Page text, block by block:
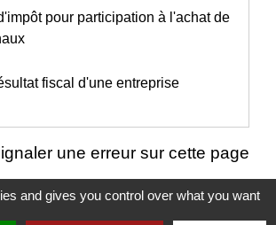
pour participation à l'achat de
fiscal d'une entreprise
une erreur sur cette page
and gives you control over what you want